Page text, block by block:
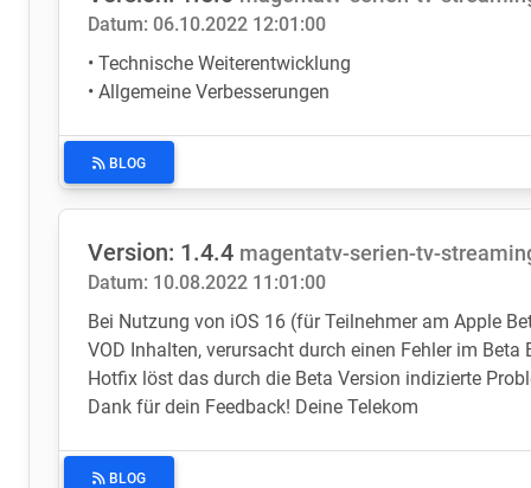
Datum: 06.10.2022 12:01:00
• Technische Weiterentwicklung
• Allgemeine Verbesserungen
BLOG
Version: 1.4.4 magentatv-serien-tv-
Datum: 10.08.2022 11:01:00
Bei Nutzung von iOS 16 (für Teilnehmer am Apple
VOD Inhalten, verursacht durch einen Fehler im
Hotfix löst das durch die Beta Version indizierte
Dank für dein Feedback! Deine Telekom
BLOG